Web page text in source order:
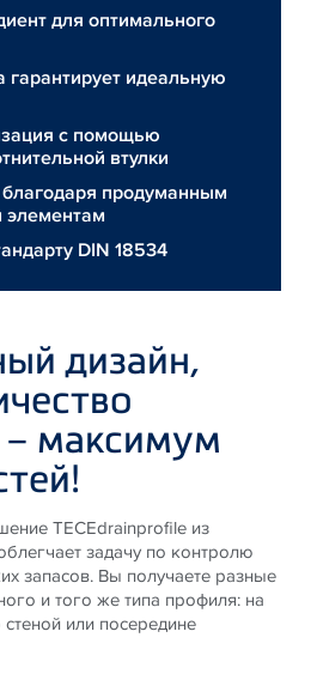
для оптимального
гарантирует идеальную
с помощью
втулки
продуманным
элементам
DIN 18534
дизайн,
максимум
TECEdrainprofile из
задачу по контролю
запасов. Вы получаете разные
и того же типа профиля: на
или посередине